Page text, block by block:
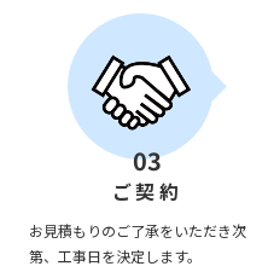
03
ご契約
お見積もりのご了承をいただき次
第、工事日を決定します。